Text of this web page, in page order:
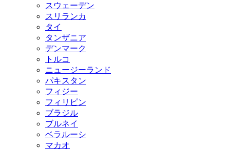
スウェーデン
スリランカ
タイ
タンザニア
デンマーク
トルコ
ニュージーランド
パキスタン
フィジー
フィリピン
ブラジル
ブルネイ
ベラルーシ
マカオ